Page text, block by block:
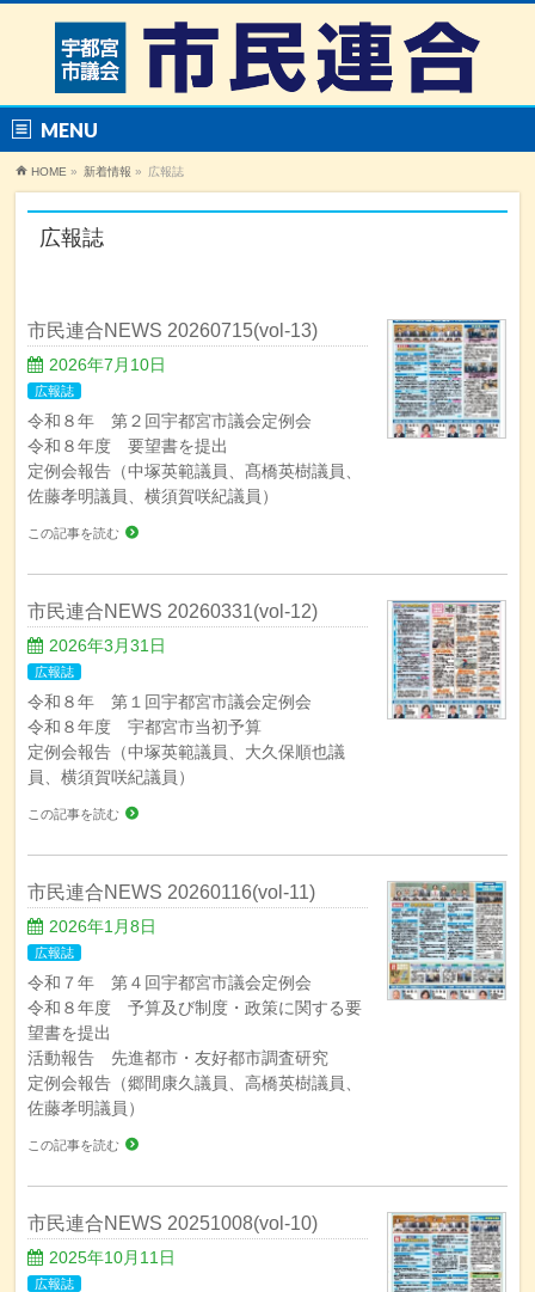
MENU
HOME » 新着情報 » 広報誌
広報誌
市民連合NEWS 20260715(vol-13)
2026年7月10日
広報誌
令和８年 第２回宇都宮市議会定例会
令和８年度 要望書を提出
定例会報告（中塚英範議員、髙橋英樹議員、
佐藤孝明議員、横須賀咲紀議員）
この記事を読む
市民連合NEWS 20260331(vol-12)
2026年3月31日
広報誌
令和８年 第１回宇都宮市議会定例会
令和８年度 宇都宮市当初予算
定例会報告（中塚英範議員、大久保順也議
員、横須賀咲紀議員）
この記事を読む
市民連合NEWS 20260116(vol-11)
2026年1月8日
広報誌
令和７年 第４回宇都宮市議会定例会
令和８年度 予算及び制度・政策に関する要
望書を提出
活動報告 先進都市・友好都市調査研究
定例会報告（郷間康久議員、高橋英樹議員、
佐藤孝明議員）
この記事を読む
市民連合NEWS 20251008(vol-10)
2025年10月11日
広報誌